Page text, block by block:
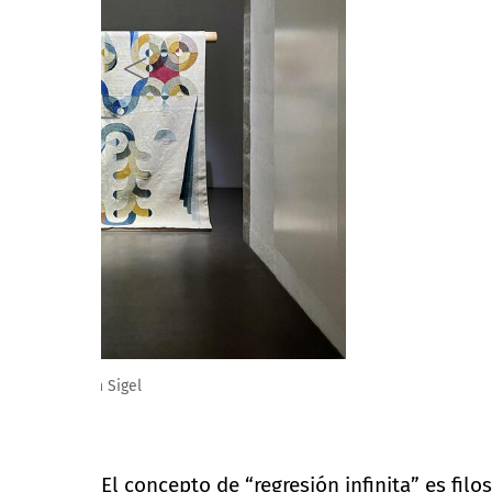
Espace Muraille, Exposition Eamon Ore-Giron, 2021
El concepto de “regresión infinita” es